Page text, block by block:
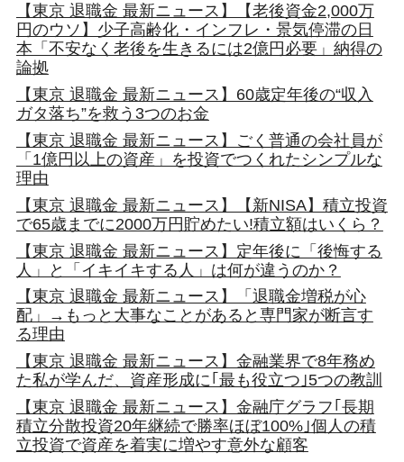
【東京 退職金 最新ニュース】【老後資金2,000万
円のウソ】少子高齢化・インフレ・景気停滞の日
本「不安なく老後を生きるには2億円必要」納得の
論拠
【東京 退職金 最新ニュース】60歳定年後の“収入
ガタ落ち”を救う3つのお金
【東京 退職金 最新ニュース】ごく普通の会社員が
「1億円以上の資産」を投資でつくれたシンプルな
理由
【東京 退職金 最新ニュース】【新NISA】積立投資
で65歳までに2000万円貯めたい!積立額はいくら？
【東京 退職金 最新ニュース】定年後に「後悔する
人」と「イキイキする人」は何が違うのか？
【東京 退職金 最新ニュース】「退職金増税が心
配」→もっと大事なことがあると専門家が断言す
る理由
【東京 退職金 最新ニュース】金融業界で8年務め
た私が学んだ、資産形成に｢最も役立つ｣5つの教訓
【東京 退職金 最新ニュース】金融庁グラフ｢長期
積立分散投資20年継続で勝率ほぼ100%｣個人の積
立投資で資産を着実に増やす意外な顧客